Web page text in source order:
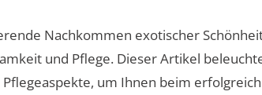
Nachkommen exotischer
und Pflege. Dieser Artikel
um Ihnen beim